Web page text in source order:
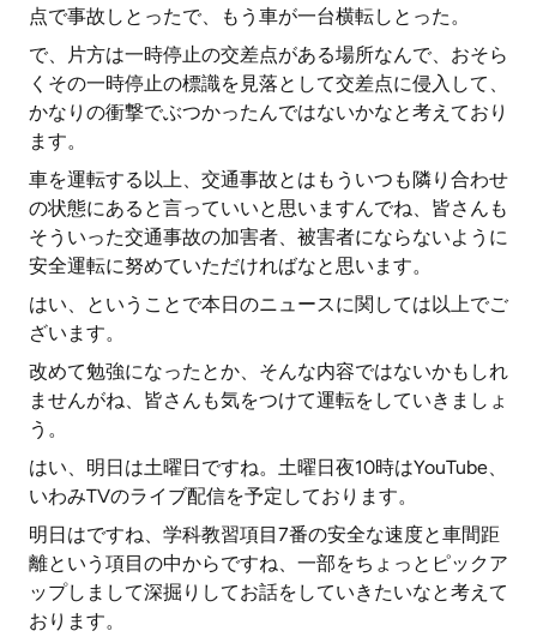
点で事故しとったで、もう車が一台横転しとった。
で、片方は一時停止の交差点がある場所なんで、おそら
くその一時停止の標識を見落として交差点に侵入して、
かなりの衝撃でぶつかったんではないかなと考えており
ます。
車を運転する以上、交通事故とはもういつも隣り合わせ
の状態にあると言っていいと思いますんでね、皆さんも
そういった交通事故の加害者、被害者にならないように
安全運転に努めていただければなと思います。
はい、ということで本日のニュースに関しては以上でご
ざいます。
改めて勉強になったとか、そんな内容ではないかもしれ
ませんがね、皆さんも気をつけて運転をしていきましょ
う。
はい、明日は土曜日ですね。土曜日夜10時はYouTube、
いわみTVのライブ配信を予定しております。
明日はですね、学科教習項目7番の安全な速度と車間距
離という項目の中からですね、一部をちょっとピックア
ップしまして深掘りしてお話をしていきたいなと考えて
おります。